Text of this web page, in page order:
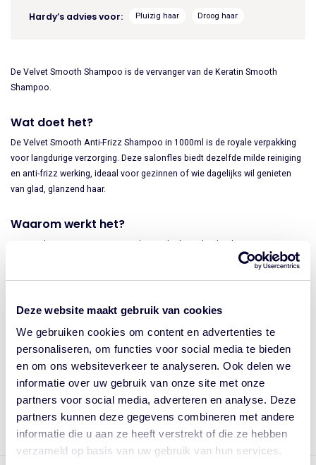
Deze website maakt gebruik van cookies
We gebruiken cookies om content en advertenties te
personaliseren, om functies voor social media te bieden
en om ons websiteverkeer te analyseren. Ook delen we
informatie over uw gebruik van onze site met onze
partners voor social media, adverteren en analyse. Deze
partners kunnen deze gegevens combineren met andere
informatie die u aan ze heeft verstrekt of die ze hebben
verzameld op basis van uw gebruik van hun services.
Hardy’s advies voor: Pluizig haar Droog haar
De Velvet Smooth Shampoo is de vervanger van de Keratin Smooth
Shampoo.
Wat doet het?
De Velvet Smooth Anti-Frizz Shampoo in 1000ml is de royale verpakking
voor langdurige verzorging. Deze salonfles biedt dezelfde milde reiniging
en anti-frizz werking, ideaal voor gezinnen of wie dagelijks wil genieten
van glad, glanzend haar.
Waarom werkt het?
Beschermt tot 48 uur tegen pluis en luchtvochtigheid.
Hoe te gebruiken?
Verdeel over vochtig haar en masseer in tot schuim.
Spoel zorgvuldig uit en herhaal indien gewenst.
Combineer met andere producten uit de Velvet Smooth lijn voor
ultieme anti-frizz verzorging.